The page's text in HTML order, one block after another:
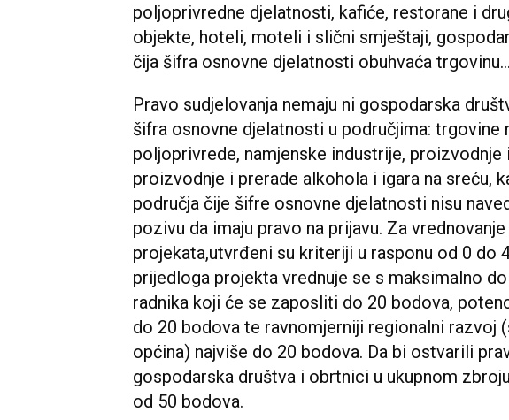
poljoprivredne djelatnosti, kafiće, restorane i
objekte, hoteli, moteli i slični smještaji,
čija šifra osnovne djelatnosti obuhvaća trgovinu...
Pravo sudjelovanja nemaju ni gospodarska
šifra osnovne djelatnosti u područjima: trgovine
poljoprivrede, namjenske industrije, proizvodnje
proizvodnje i prerade alkohola i igara na sreću,
područja čije šifre osnovne djelatnosti nisu
pozivu da imaju pravo na prijavu. Za
projekata,utvrđeni su kriteriji u rasponu od 0 do
prijedloga projekta vrednuje se s maksimalno
radnika koji će se zaposliti do 20 bodova,
do 20 bodova te ravnomjerniji regionalni razvoj
općina) najviše do 20 bodova. Da bi ostvarili
gospodarska društva i obrtnici u ukupnom
od 50 bodova.